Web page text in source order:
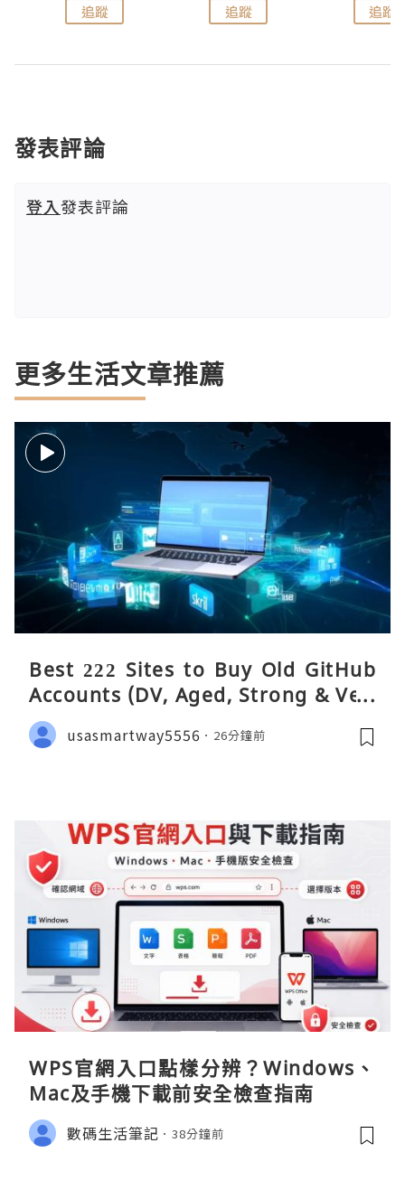
追蹤 追蹤 追蹤
發表評論
登入發表評論
更多生活文章推薦
Best 222 Sites to Buy Old GitHub
Accounts (DV, Aged, Strong & Veri
fied)
usasmartway5556 26分鐘前
WPS官網入口點樣分辨？Windows、
Mac及手機下載前安全檢查指南
數碼生活筆記 38分鐘前